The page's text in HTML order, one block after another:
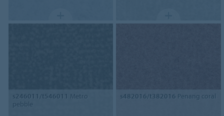
s246011/t546011 Metro
pebble
s482016/t382016 Penang coral